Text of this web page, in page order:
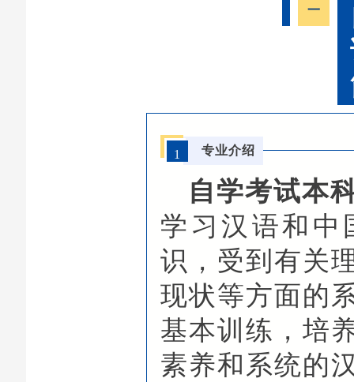
一
1 专业介绍
自学考试本
学习汉语和中
识，受到有关
现状等方面的
基本训练，培
素养和系统的